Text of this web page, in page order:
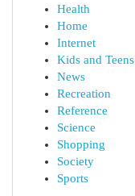
Health
Home
Internet
Kids and Teens
News
Recreation
Reference
Science
Shopping
Society
Sports